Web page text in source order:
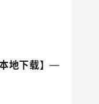
本地下载】—